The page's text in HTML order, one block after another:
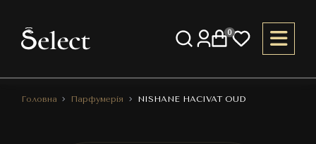
0
Головна Парфумерія NISHANE HACIVAT OUD